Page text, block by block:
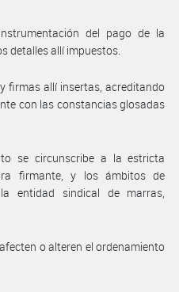
del pago de la
detalles allí impuestos.
firmas allí insertas, acreditando
con las constancias glosadas
se circunscribe a la estricta
firmante, y los ámbitos de
entidad sindical de marras,
o alteren el ordenamiento